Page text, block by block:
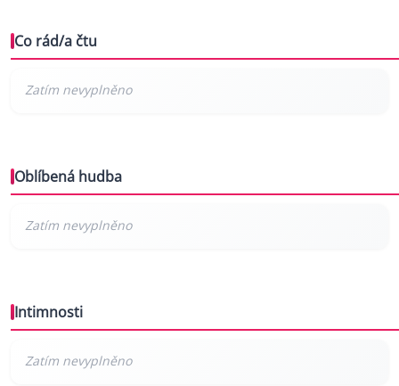
Co rád/a čtu
Oblíbená hudba
Intimnosti